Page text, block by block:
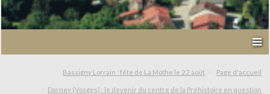
Bassigny Lorrain : fête de La Mothe le 22 août Page d'accueil
Darney (Vosges) : le devenir du centre de la Préhistoire en question